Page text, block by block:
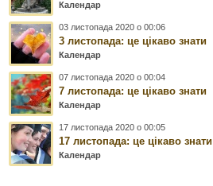
Календар
03 листопада 2020 о 00:06
3 листопада: це цікаво знати
Календар
07 листопада 2020 о 00:04
7 листопада: це цікаво знати
Календар
17 листопада 2020 о 00:05
17 листопада: це цікаво знати
Календар